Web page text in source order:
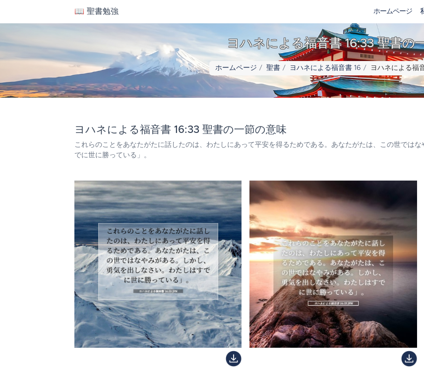
📖 聖書勉強 ホームページ
ヨハネによる福音書 16:33 聖書の
ホームページ 聖書 ヨハネによる福音書 16 ヨハネによる福
ヨハネによる福音書 16:33 聖書の一節の意味
これらのことをあなたがたに話したのは、わたしにあって平安を得るためである。あなたがたは、この世では
でに世に勝っている」。